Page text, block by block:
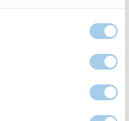
je een hypotheek met
met NHG af te sluiten
premie. De hoogte van
nu nog 0,9% over het
in 2020